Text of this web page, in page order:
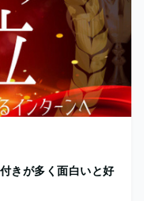
きが多く面白いと好